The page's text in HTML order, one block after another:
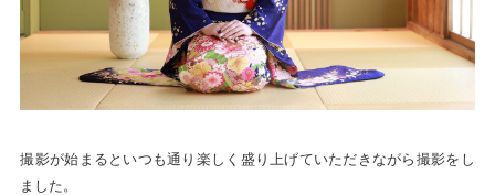
撮影が始まるといつも通り楽しく盛り上げていただきながら撮影をし
ました。